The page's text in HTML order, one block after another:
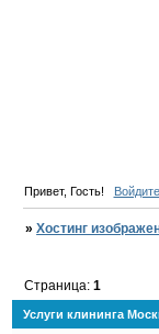
Привет, Гость! Войдите
»Хостинг
Услуги клининга
Страница:1